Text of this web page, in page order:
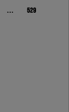
… 529